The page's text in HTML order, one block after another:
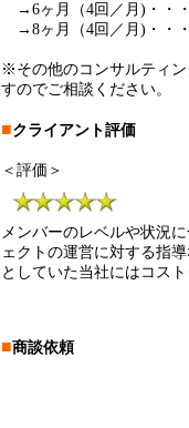
→6ヶ月（4回／月)・・
→8ヶ月（4回／月)・・
※その他のコンサルティ
すのでご相談ください。
■クライアント評価
＜評価＞
メンバーのレベルや状況
ェクトの運営に対する指
としていた当社にはコス
■商談依頼